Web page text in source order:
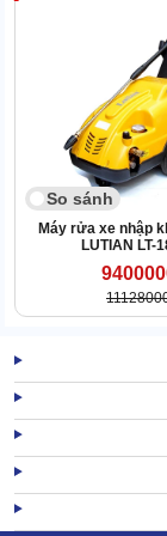
điều khiển thiết bị
2.2. Công suất
KMS2023 sở hữu
15bar. Giúpmáy
nước mạnh nhưng
So sánh
Máy rửa xe nhập
LUTIAN LT-